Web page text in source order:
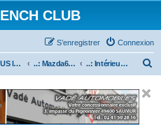
CLUB
Connexion
S’enregistrer
..: TOUS les Véhicules MAZDA :.. ..: Mazda6 :.. ..: Intérieur / Electronique (Mz6) :..